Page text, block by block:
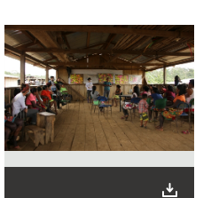
FAQ